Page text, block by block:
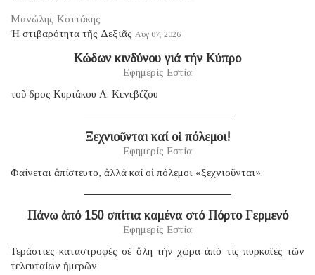
Μανώλης Κοττάκης
Ἡ στιβαρότητα τῆς Δεξιᾶς Αυγ 07, 2026
Κώδων κινδύνου γιά τήν Κύπρο
Εφημερίς Εστία
τοῦ δρος Κυριάκου Α. Κενεβέζου
Ξεχνιοῦνται καί οἱ πόλεμοι!
Εφημερίς Εστία
Φαίνεται ἀπίστευτο, ἀλλά καί οἱ πόλεμοι «ξεχνιοῦνται».
Πάνω ἀπό 150 σπίτια καμένα στό Πόρτο Γερμενό
Εφημερίς Εστία
Τεράστιες καταστροφές σέ ὅλη τήν χώρα ἀπό τίς πυρκαϊές τῶν
τελευταίων ἡμερῶν